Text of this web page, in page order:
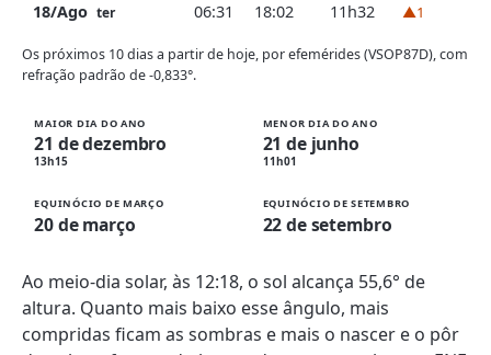
18/Ago ter 06:31 18:02 11h32 ▲1
Os próximos 10 dias a partir de hoje, por efemérides (VSOP87D), com
refração padrão de -0,833°.
MAIOR DIA DO ANO
21 de dezembro
13h15
MENOR DIA DO ANO
21 de junho
11h01
EQUINÓCIO DE MARÇO
20 de março
EQUINÓCIO DE SETEMBRO
22 de setembro
Ao meio-dia solar, às 12:18, o sol alcança 55,6° de
altura. Quanto mais baixo esse ângulo, mais
compridas ficam as sombras e mais o nascer e o pôr